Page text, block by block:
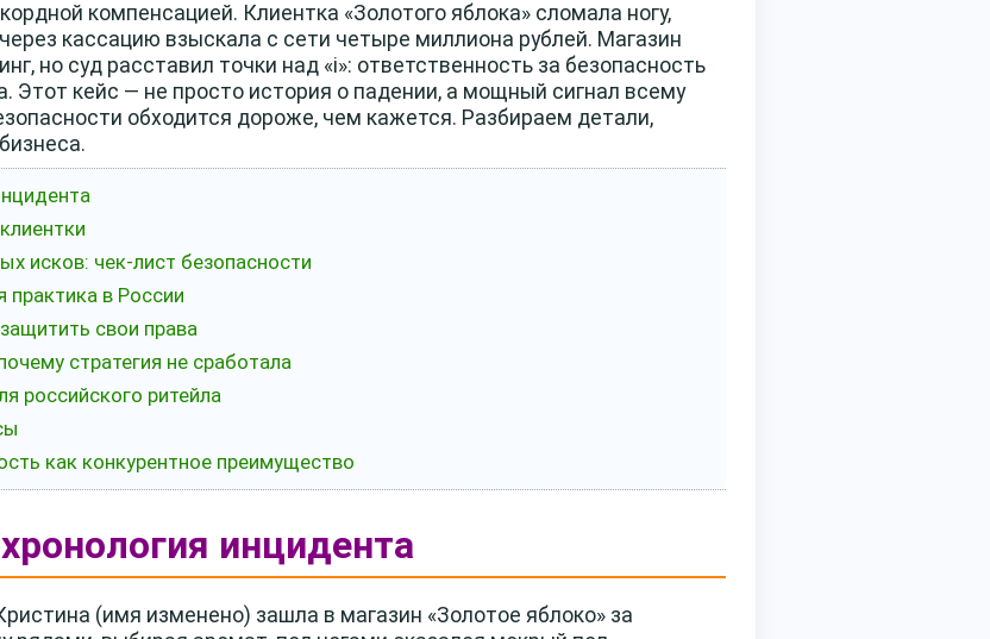
компенсацией. Клиентка «Золотого яблока» сломала ногу,
кассацию взыскала с сети четыре миллиона рублей. Магазин
но суд расставил точки над «i»: ответственность за безопасность
Этот кейс — не просто история о падении, а мощный сигнал всему
обходится дороже, чем кажется. Разбираем детали,
исков: чек-лист безопасности
практика в России
свои права
стратегия не сработала
российского ритейла
как конкурентное преимущество
инцидента
(имя изменено) зашла в магазин «Золотое яблоко» за